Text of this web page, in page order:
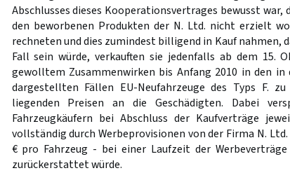
Abschlusses dieses Kooperationsvertrages bewusst
den beworbenen Produkten der N. Ltd. nicht erzielt
rechneten und dies zumindest billigend in Kauf nahmen,
Fall sein würde, verkauften sie jedenfalls ab dem 15.
gewolltem Zusammenwirken bis Anfang 2010 in den
dargestellten Fällen EU-Neufahrzeuge des Typs F.
liegenden Preisen an die Geschädigten. Dabei
Fahrzeugkäufern bei Abschluss der Kaufverträge
vollständig durch Werbeprovisionen von der Firma N.
€ pro Fahrzeug - bei einer Laufzeit der
zurückerstattet würde.